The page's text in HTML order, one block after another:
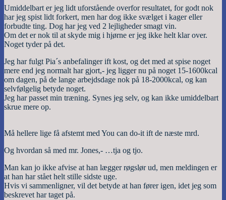
Umiddelbart er jeg lidt uforstående overfor resultatet, for godt nok
har jeg spist lidt forkert, men har dog ikke svælget i kager eller
forbudte ting. Dog har jeg ved 2 lejligheder smagt vin.
Om det er nok til at skyde mig i hjørne er jeg ikke helt klar over.
Noget tyder på det.
Jeg har fulgt Pia´s anbefalinger ift kost, og det med at spise noget
mere end jeg normalt har gjort,- jeg ligger nu på noget 15-1600kcal
om dagen, på de lange arbejdsdage nok på 18-2000kcal, og kan
selvfølgelig betyde noget.
Jeg har passet min træning. Synes jeg selv, og kan ikke umiddelbart
skrue mere op.
Må hellere lige få afstemt med You can do-it ift de næste mrd.
Og hvordan så med mr. Jones,- …tja og tjo.
Man kan jo ikke afvise at han lægger røgslør ud, men meldingen er
at han har stået helt stille sidste uge.
Hvis vi sammenligner, vil det betyde at han fører igen, idet jeg som
beskrevet har taget på.